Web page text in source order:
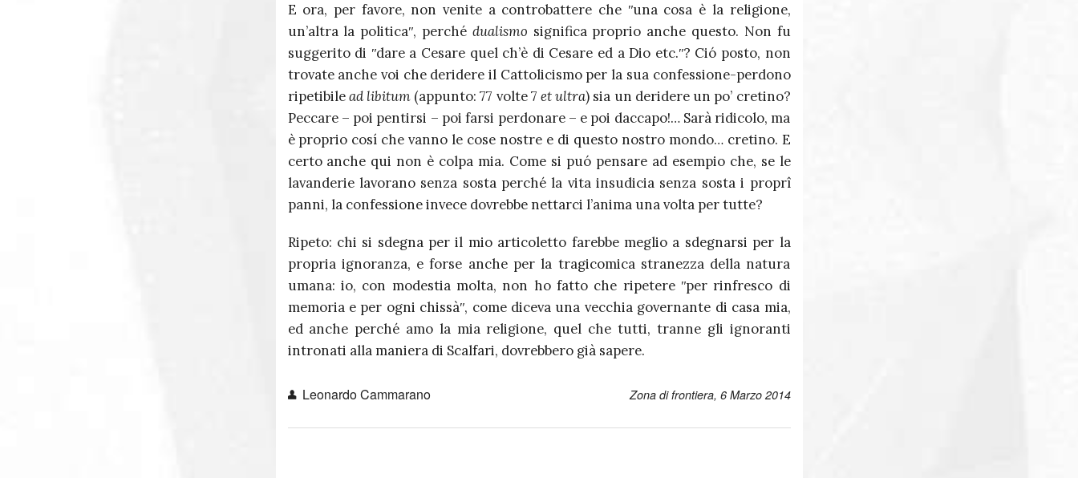
E ora, per favore, non venite a controbattere che ʺuna cosa è la religione,
un’altra la politicaʺ, perché dualismo significa proprio anche questo. Non fu
suggerito di ʺdare a Cesare quel ch’è di Cesare ed a Dio etc.ʺ? Ció posto, non
trovate anche voi che deridere il Cattolicismo per la sua confessione-perdono
ripetibilead libitum(appunto: 77 volte 7et ultra) sia un deridere un po’ cretino?
Peccare – poi pentirsi – poi farsi perdonare – e poi daccapo!… Sarà ridicolo, ma
è proprio cosí che vanno le cose nostre e di questo nostro mondo… cretino. E
certo anche qui non è colpa mia. Come si puó pensare ad esempio che, se le
lavanderie lavorano senza sosta perché la vita insudicia senza sosta i proprî
panni, la confessione invece dovrebbe nettarci l’anima una volta per tutte?
Ripeto: chi si sdegna per il mio articoletto farebbe meglio a sdegnarsi per la
propria ignoranza, e forse anche per la tragicomica stranezza della natura
umana: io, con modestia molta, non ho fatto che ripetere ʺper rinfresco di
memoria e per ogni chissàʺ, come diceva una vecchia governante di casa mia,
ed anche perché amo la mia religione, quel che tutti, tranne gli ignoranti
intronati alla maniera di Scalfari, dovrebbero già sapere.
Leonardo Cammarano Zona di frontiera, 6 Marzo 2014